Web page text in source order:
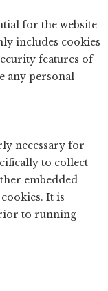
for the website
includes cookies
features of
any personal
necessary for
to collect
embedded
It is
to running